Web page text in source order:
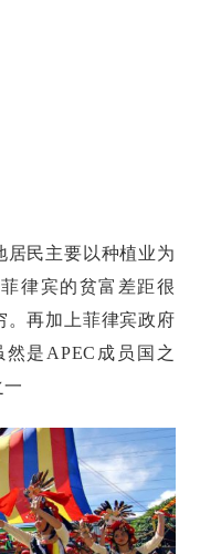
居民主要以种植业为
律宾的贫富差距很
。再加上菲律宾政府
是APEC成员国之